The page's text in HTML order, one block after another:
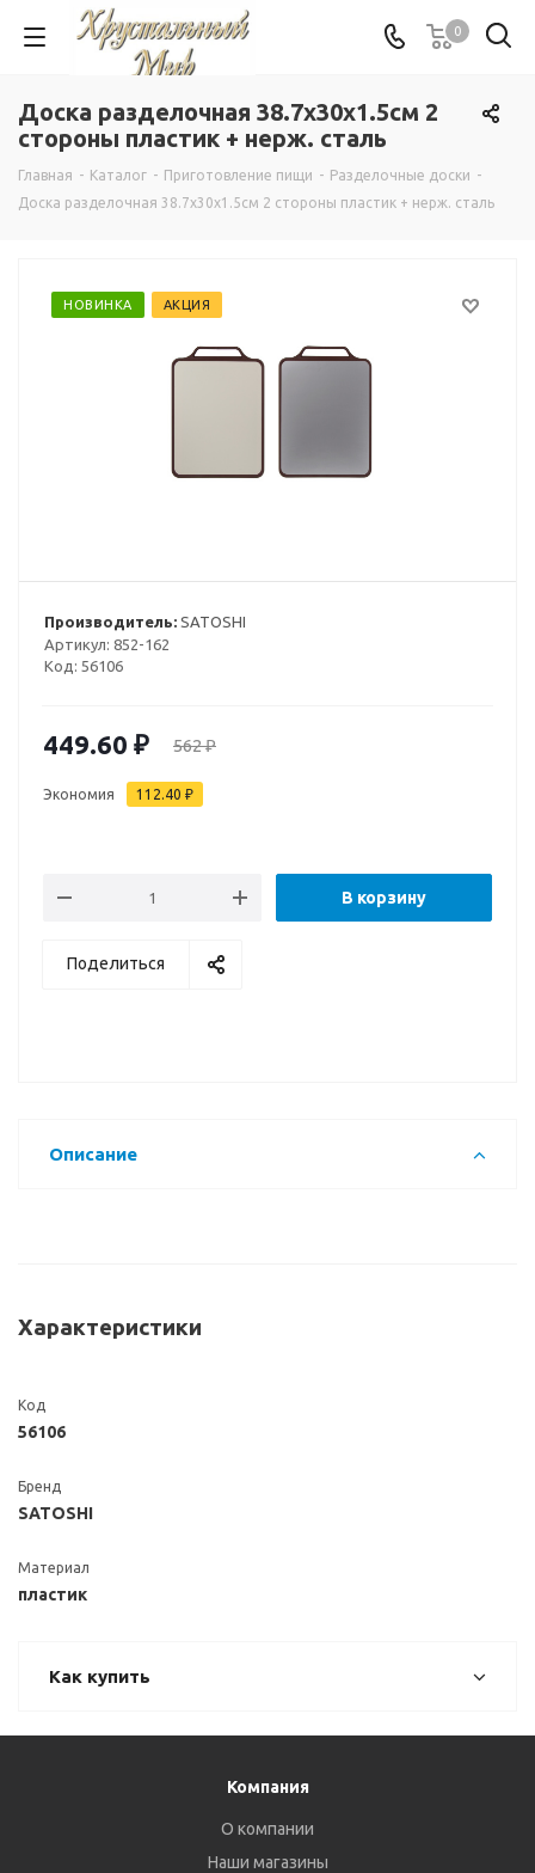
0
Доска разделочная 38.7x30x1.5см 2
стороны пластик + нерж. сталь
Главная - Каталог - Приготовление пищи - Разделочные доски -
Доска разделочная 38.7x30x1.5см 2 стороны пластик + нерж. сталь
НОВИНКА АКЦИЯ
Производитель: SATOSHI
Артикул: 852-162
Код: 56106
449.60 ₽ 562₽
Экономия 112.40 ₽
В корзину
Поделиться
Описание
Характеристики
Код
56106
Бренд
SATOSHI
Материал
пластик
Как купить
Компания
О компании
Наши магазины